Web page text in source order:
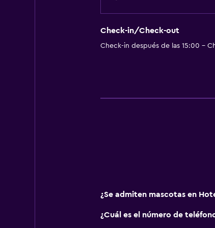
Habitaciones insonorizadas
Casilleros
Teléfono
Baño privado
Sistema de entretenimiento
Check-in/Check-out
Check-in después de las 15:00 -
¿Se admiten mascotas en
¿Cuál es el número de